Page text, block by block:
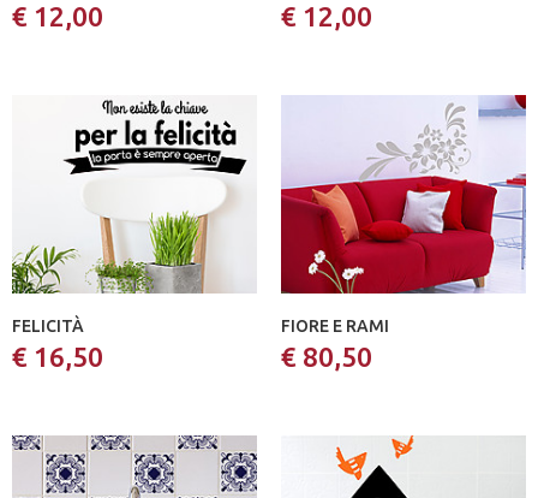
€ 12,00 € 12,00
FELICITÀ
€ 16,50
FIORE E RAMI
€ 80,50